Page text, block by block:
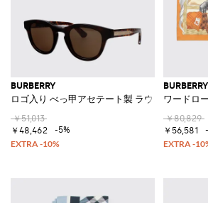
BURBERRY
ロゴ入り べっ甲アセテート製 ラウンドフレー
￥51,013
￥48,462
-5%
BURBERRY
ワードロ
￥80,829
￥56,581